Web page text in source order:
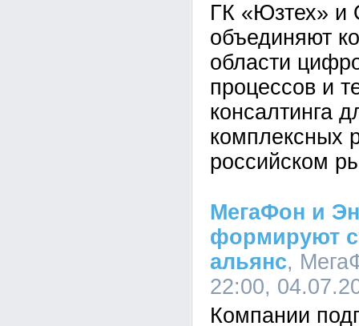
ГК «Юзтех»
объединяют
области
процессов и
консалтинга
комплексных
российском
МегаФон и
формируют
альянс,
22:00,
Компании